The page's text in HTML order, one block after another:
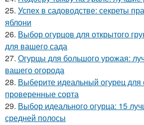
25. Успех в садоводстве: секреты
яблони
26. Выбор огурцов для открытого
для вашего сада
27. Огурцы для большого урожая:
вашего огорода
28. Выберите идеальный огурец для
проверенные сорта
29. Выбор идеального огурца: 15
средней полосы